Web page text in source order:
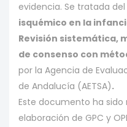
evidencia. Se tratada del
isquémico en la
Revisión sistemática,
de consenso con
por la Agencia de
de Andalucía (AETSA).
Este documento ha sido
elaboración de GPC y